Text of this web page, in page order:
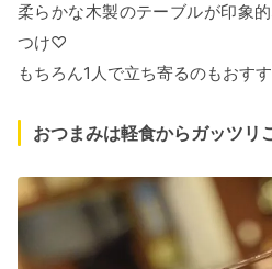
柔らかな木製のテーブルが印象
つけ♡
もちろん1人で立ち寄るのもおすす
おつまみは軽食からガッツリ